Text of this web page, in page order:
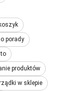
porady
produktów
w sklepie